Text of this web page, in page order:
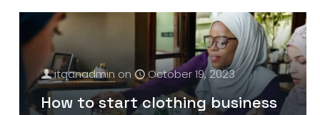
itqanadmin on October 19, 2023
How to start clothing business